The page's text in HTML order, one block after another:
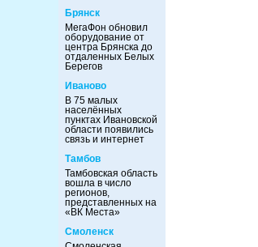
Брянск
МегаФон обновил
оборудование от
центра Брянска до
отдаленных Белых
Берегов
Иваново
В 75 малых
населённых
пунктах Ивановской
области появились
связь и интернет
Тамбов
Тамбовская область
вошла в число
регионов,
представленных на
«ВК Места»
Смоленск